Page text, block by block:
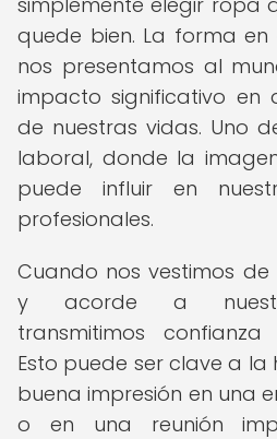
quede bien. La forma en
nos presentamos al
impacto significativo en
de nuestras vidas. Uno
laboral, donde la
puede influir en
profesionales.
Cuando nos vestimos
y acorde a
transmitimos confianza
Esto puede ser clave a
buena impresión en una
o en una reunión